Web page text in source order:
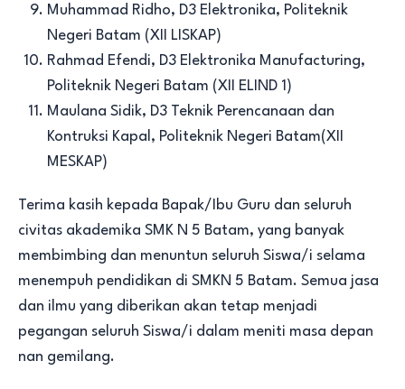
Muhammad Ridho, D3 Elektronika, Politeknik
Negeri Batam (XII LISKAP)
Rahmad Efendi, D3 Elektronika Manufacturing,
Politeknik Negeri Batam (XII ELIND 1)
Maulana Sidik, D3 Teknik Perencanaan dan
Kontruksi Kapal, Politeknik Negeri Batam(XII
MESKAP)
Terima kasih kepada Bapak/Ibu Guru dan seluruh
civitas akademika SMK N 5 Batam, yang banyak
membimbing dan menuntun seluruh Siswa/i selama
menempuh pendidikan di SMKN 5 Batam. Semua jasa
dan ilmu yang diberikan akan tetap menjadi
pegangan seluruh Siswa/i dalam meniti masa depan
nan gemilang.